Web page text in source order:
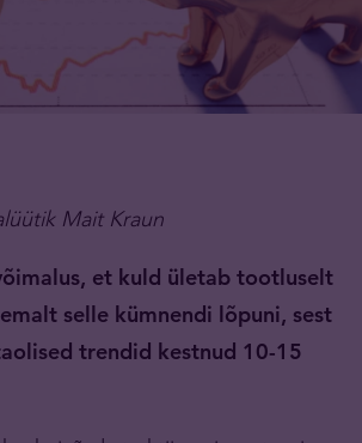
Mait Kraun
et kuld ületab tootluselt
selle kümnendi lõpuni, sest
trendid kestnud 10-15